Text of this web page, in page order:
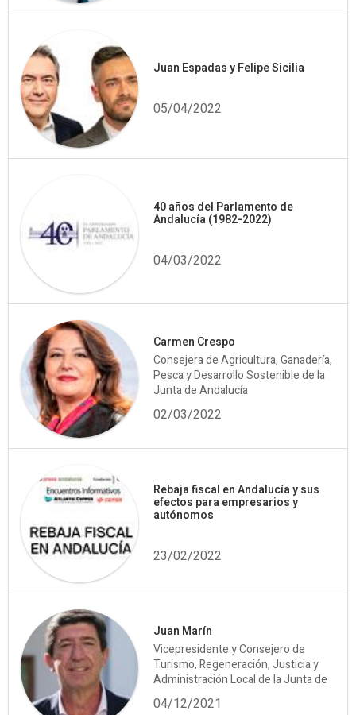
Juan Espadas y Felipe Sicilia
05/04/2022
40 años del Parlamento de
Andalucía (1982-2022)
04/03/2022
Carmen Crespo
Consejera de Agricultura, Ganadería,
Pesca y Desarrollo Sostenible de la
Junta de Andalucía
02/03/2022
Rebaja fiscal en Andalucía y sus
efectos para empresarios y
autónomos
23/02/2022
Juan Marín
Vicepresidente y Consejero de
Turismo, Regeneración, Justicia y
Administración Local de la Junta de
04/12/2021